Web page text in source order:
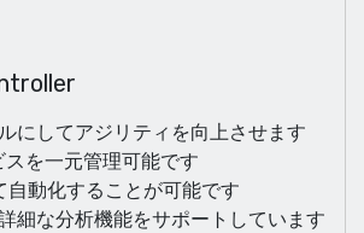
にしてアジリティを向上させます
を一元管理可能です
自動化することが可能です
細な分析機能をサポートしています